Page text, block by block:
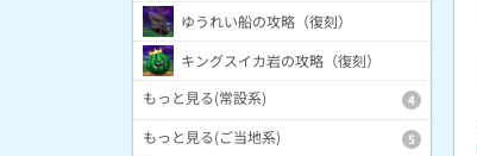
ゆうれい船の攻略（復刻）
キングスイカ岩の攻略（復刻）
もっと見る(常設系)
4
もっと見る(ご当地系) 5